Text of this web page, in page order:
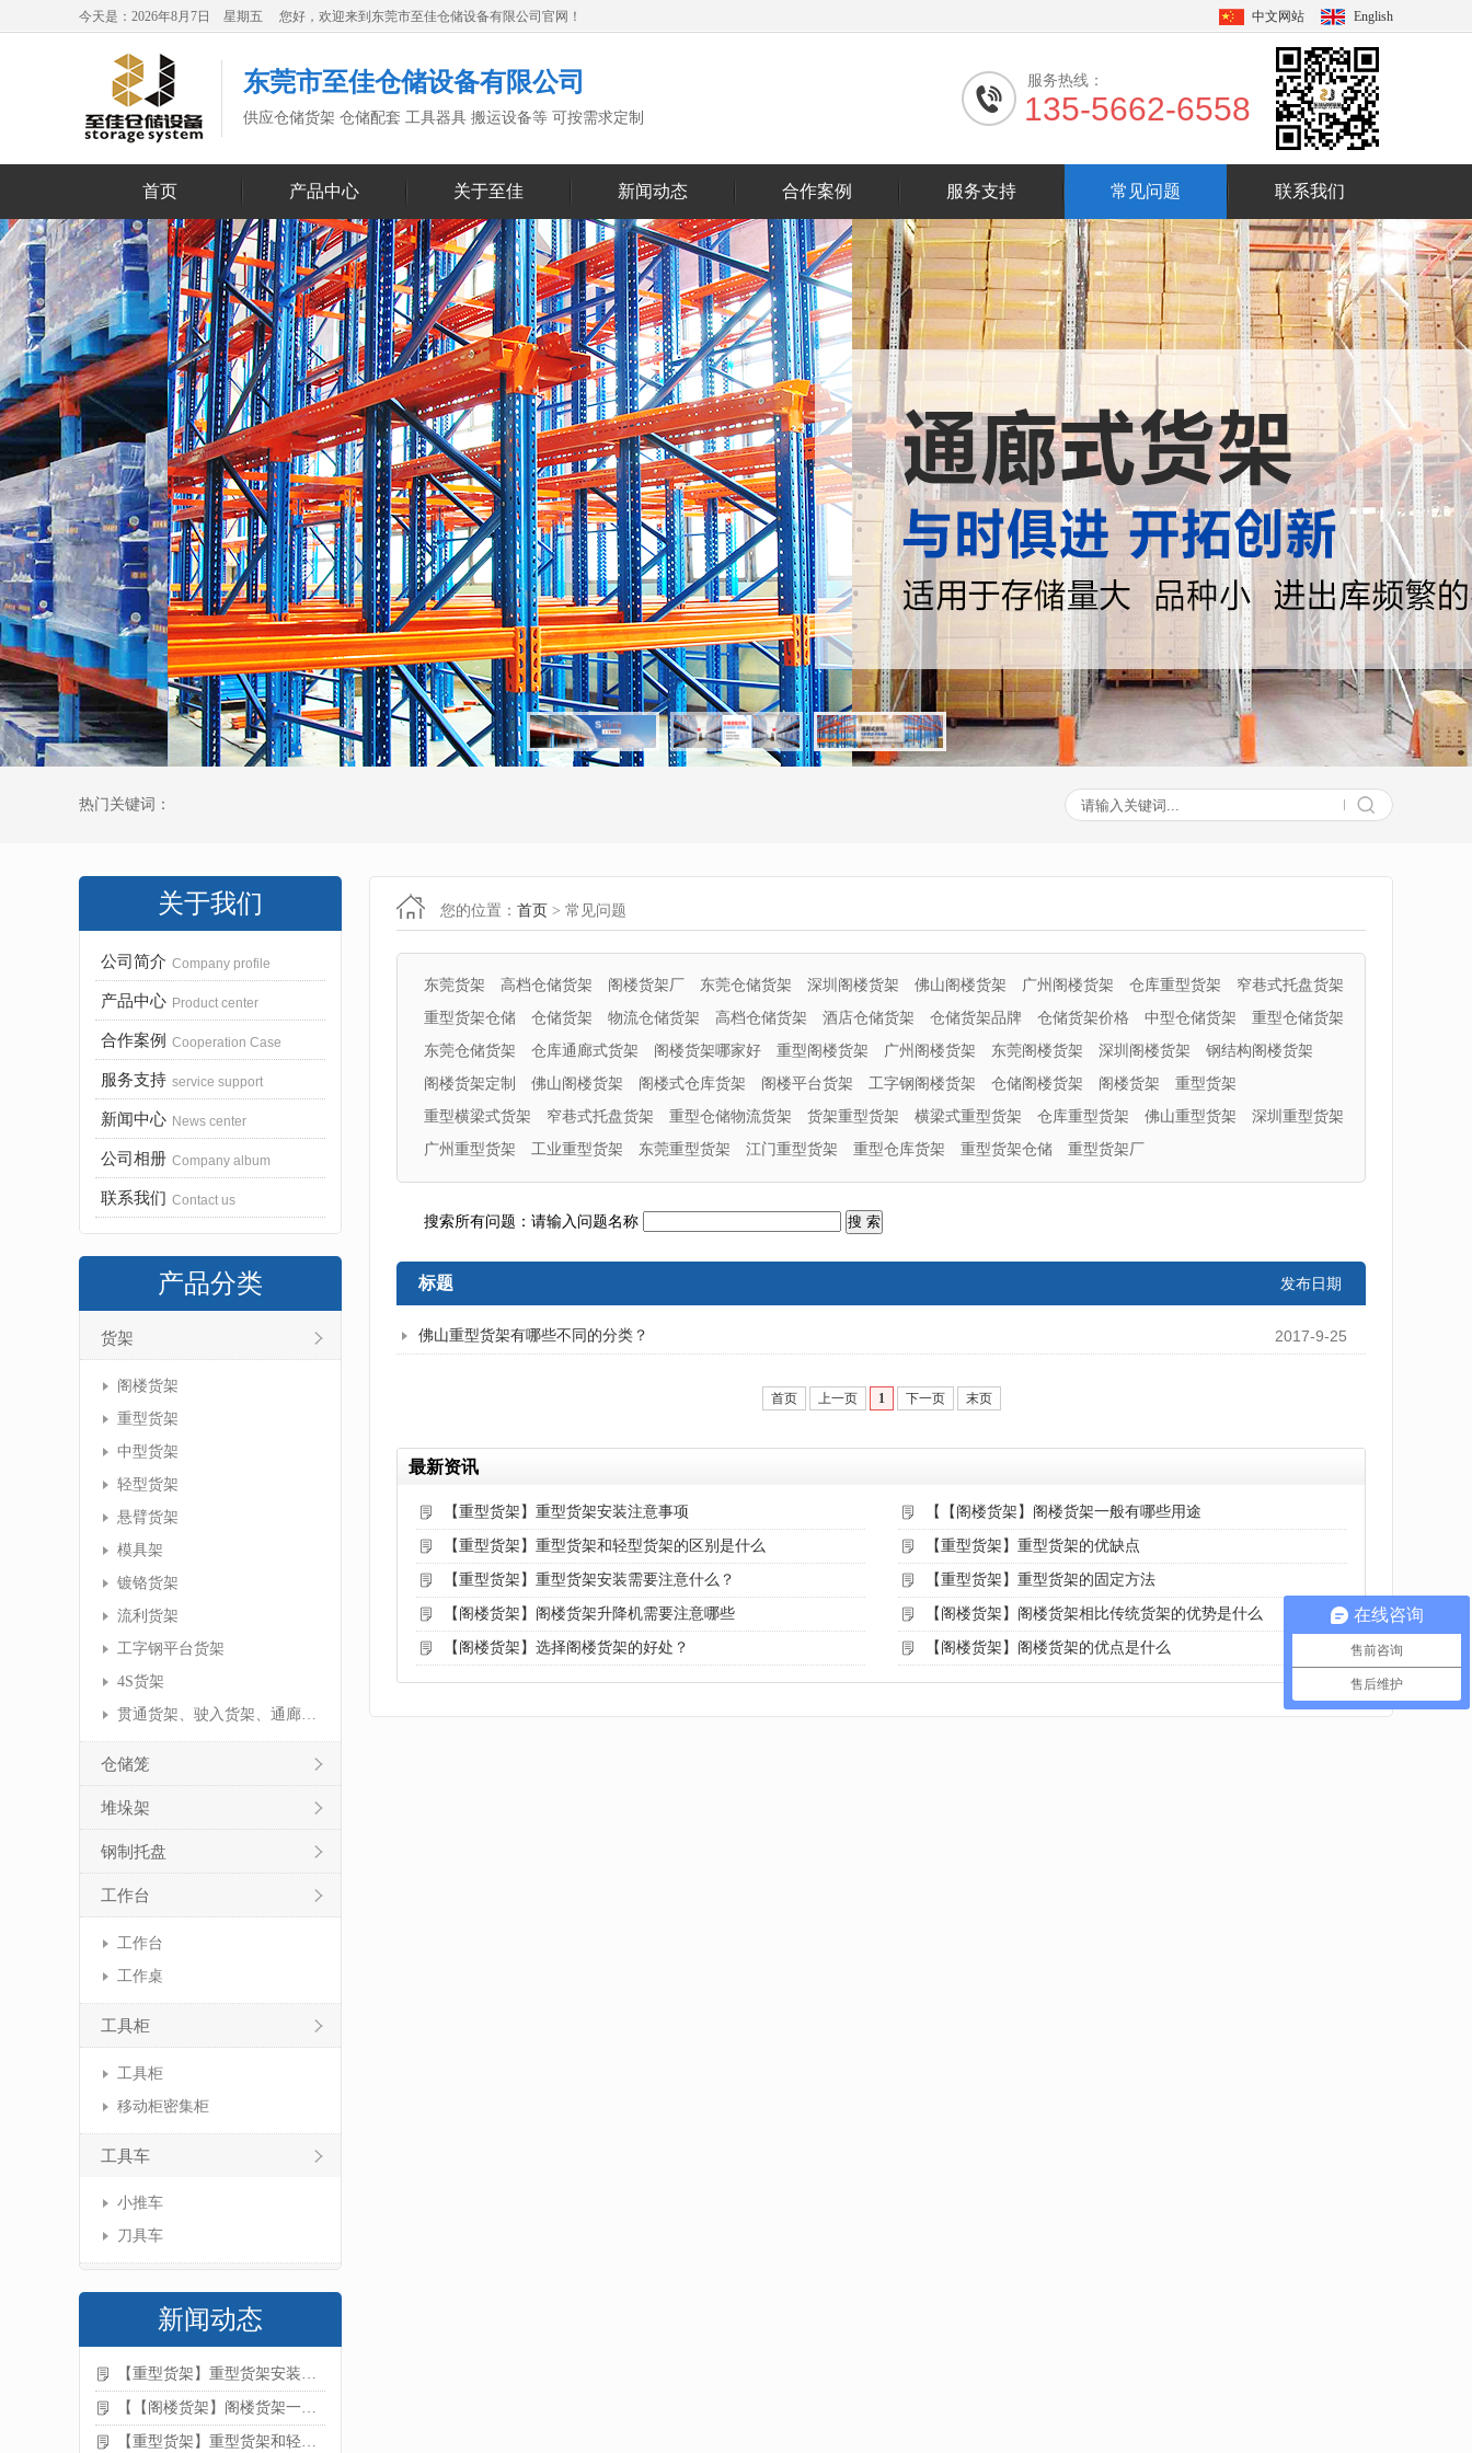
今天是：2026年8月7日 星期五 您好，欢迎来到东莞市至佳仓储设备有限公司官网！ 中文网站 English
东莞市至佳仓储设备有限公司
供应仓储货架 仓储配套 工具器具 搬运设备等 可按需求定制
服务热线：
135-5662-6558
首页 产品中心 关于至佳 新闻动态 合作案例 服务支持 常见问题 联系我们
热门关键词：
关于我们
公司简介 Company profile
产品中心 Product center
合作案例 Cooperation Case
服务支持 service support
新闻中心 News center
公司相册 Company album
联系我们 Contact us
产品分类
货架
阁楼货架
重型货架
中型货架
轻型货架
悬臂货架
模具架
镀铬货架
流利货架
工字钢平台货架
4S货架
贯通货架、驶入货架、通廊货架
仓储笼
堆垛架
钢制托盘
工作台
工作台
工作桌
工具柜
工具柜
移动柜密集柜
工具车
小推车
刀具车
新闻动态
【重型货架】重型货架安装注意事项
【【阁楼货架】阁楼货架一般有哪些用途
【重型货架】重型货架和轻型货架的区别是什么
您的位置： 首页 > 常见问题
东莞货架 高档仓储货架 阁楼货架厂 东莞仓储货架 深圳阁楼货架 佛山阁楼货架 广州阁楼货架 仓库重型货架
窄巷式托盘货架
重型货架仓储
仓储货架 物流仓储货架 高档仓储货架 酒店仓储货架 仓储货架品牌 仓储货架价格 中型仓储货架
重型仓储货架
东莞仓储货架
仓库通廊式货架 阁楼货架哪家好 重型阁楼货架 广州阁楼货架 东莞阁楼货架 深圳阁楼货架
钢结构阁楼货架
阁楼货架定制
佛山阁楼货架 阁楼式仓库货架 阁楼平台货架 工字钢阁楼货架 仓储阁楼货架 阁楼货架
重型货架
重型横梁式货架
窄巷式托盘货架 重型仓储物流货架 货架重型货架 横梁式重型货架 仓库重型货架 佛山重型货架
深圳重型货架
广州重型货架
工业重型货架 东莞重型货架 江门重型货架 重型仓库货架 重型货架仓储 重型货架厂
搜索所有问题：请输入问题名称
标题 发布日期
佛山重型货架有哪些不同的分类？ 2017-9-25
首页 上一页 1 下一页 末页
最新资讯
【重型货架】重型货架安装注意事项 【【阁楼货架】阁楼货架一般有哪些用途
【重型货架】重型货架和轻型货架的区别是什么 【重型货架】重型货架的优缺点
【重型货架】重型货架安装需要注意什么？ 【重型货架】重型货架的固定方法
【阁楼货架】阁楼货架升降机需要注意哪些 【阁楼货架】阁楼货架相比传统货架的优势是什么
【阁楼货架】选择阁楼货架的好处？ 【阁楼货架】阁楼货架的优点是什么
在线咨询
售前咨询
售后维护